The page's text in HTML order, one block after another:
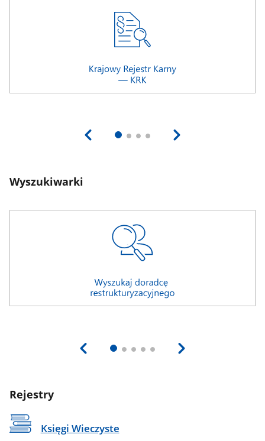
Wyszukiwarki
Rejestry
Księgi Wieczyste